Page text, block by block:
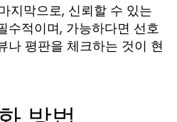
지막으로, 신뢰할 수 있는
수적이며, 가능하다면 선호
나 평판을 체크하는 것이 현